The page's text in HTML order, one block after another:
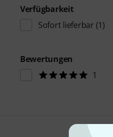
Verfügbarkeit
Sofort lieferbar (1)
Bewertungen
1